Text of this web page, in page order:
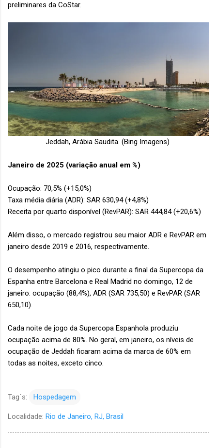
preliminares da CoStar.
Jeddah, Arábia Saudita. (Bing Imagens)
Janeiro de 2025 (variação anual em %)
Ocupação: 70,5% (+15,0%)
Taxa média diária (ADR): SAR 630,94 (+4,8%)
Receita por quarto disponível (RevPAR): SAR 444,84 (+20,6%)
Além disso, o mercado registrou seu maior ADR e RevPAR em
janeiro desde 2019 e 2016, respectivamente.
O desempenho atingiu o pico durante a final da Supercopa da
Espanha entre Barcelona e Real Madrid no domingo, 12 de
janeiro: ocupação (88,4%), ADR (SAR 735,50) e RevPAR (SAR
650,10).
Cada noite de jogo da Supercopa Espanhola produziu
ocupação acima de 80%. No geral, em janeiro, os níveis de
ocupação de Jeddah ficaram acima da marca de 60% em
todas as noites, exceto cinco.
Tag´s: Hospedagem
Localidade: Rio de Janeiro, RJ, Brasil